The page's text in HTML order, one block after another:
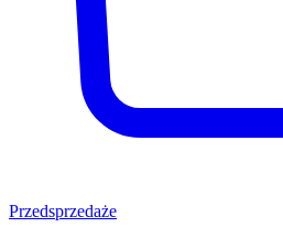
Przedsprzedaże